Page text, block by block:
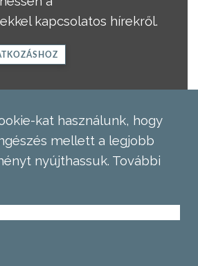
kapcsolatos hírekről.
kat használunk, hogy
mellett a legjobb
nyújthassuk. További